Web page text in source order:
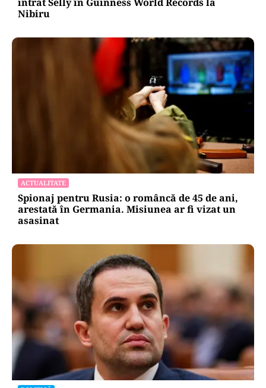
Nibiru
ACTUALITATE
Spionaj pentru Rusia: o româncă de 45 de ani,
arestată în Germania. Misiunea ar fi vizat un
asasinat